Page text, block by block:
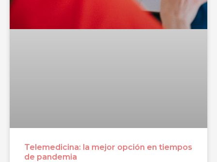
Telemedicina: la mejor opción en tiempos
de pandemia